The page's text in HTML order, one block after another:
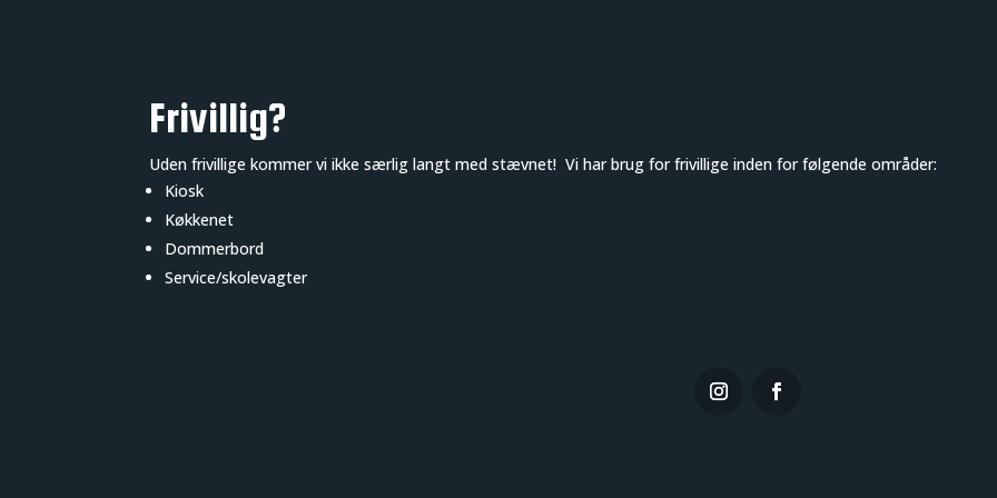
Frivillig?
Uden frivillige kommer vi ikke særlig langt med stævnet! Vi har brug for frivillige inden for følgende områder:
Kiosk
Køkkenet
Dommerbord
Service/skolevagter